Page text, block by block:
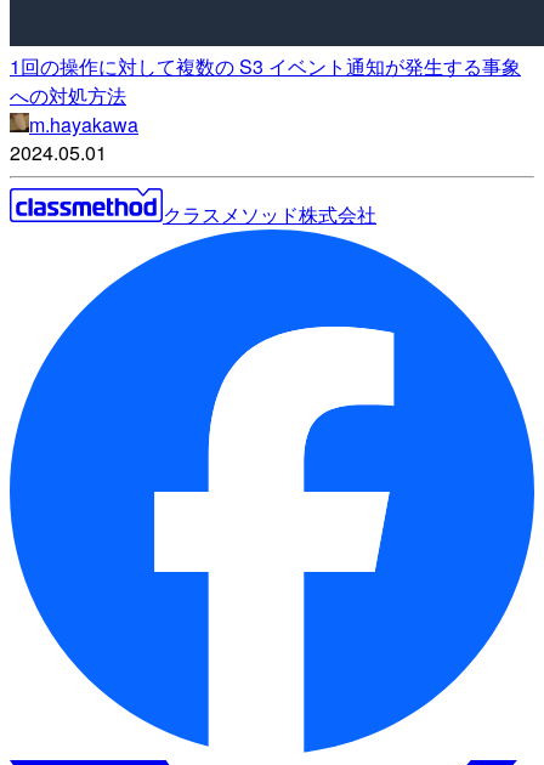
1回の操作に対して複数の S3 イベント通知が発生する事象
への対処方法
m.hayakawa
2024.05.01
クラスメソッド株式会社